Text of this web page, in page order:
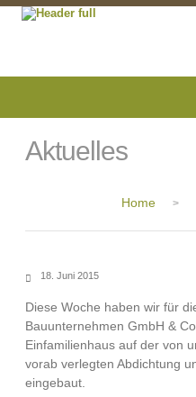
Aktuelles
Home >
18. Juni 2015
Diese Woche haben wir für
Bauunternehmen GmbH &
Einfamilienhaus auf der von
vorab verlegten Abdichtung
eingebaut.